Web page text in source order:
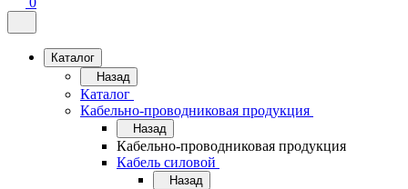
Каталог
Назад
Каталог
Кабельно-проводниковая продукция
Назад
Кабельно-проводниковая продукция
Кабель силовой
Назад